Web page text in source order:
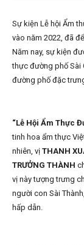
Sự kiện Lễ hội Ẩm
vào năm 2022, đã
Năm nay, sự kiện
thực đường phố Sài
đường phố đặc
“Lễ Hội Ẩm Thực
tinh hoa ẩm thực
nhiên, vị THANH
TRƯỞNG THÀNH
vị này tượng trưng
người con Sài
hấp dẫn.